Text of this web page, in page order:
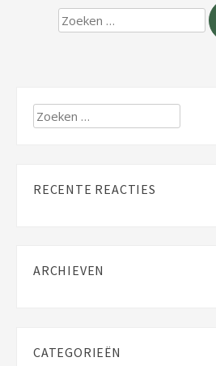
Zoeken
naar:
Zoeken
naar:
RECENTE REACTIES
ARCHIEVEN
CATEGORIEËN